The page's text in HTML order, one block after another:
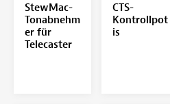
StewMac-
Tonabnehm
er für
Telecaster
CTS-
Kontrollpot
is